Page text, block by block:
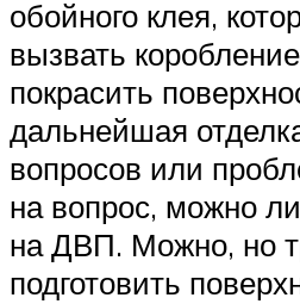
обойного клея,
вызвать
покрасить
дальнейшая
вопросов или
на вопрос, можно
на ДВП. Можно, но
подготовить